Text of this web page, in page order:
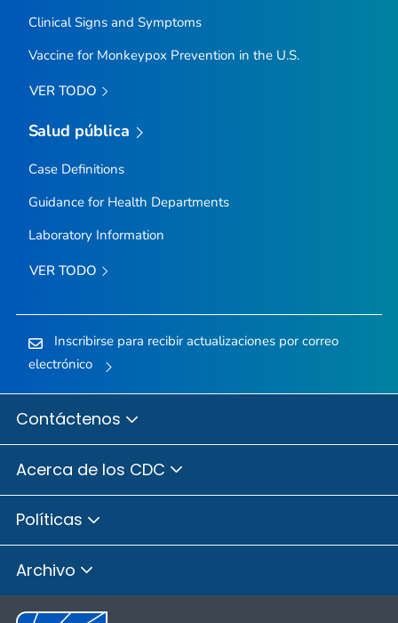
Clinical Signs and Symptoms
Vaccine for Monkeypox Prevention in the U.S.
VER TODO
Salud pública
Case Definitions
Guidance for Health Departments
Laboratory Information
VER TODO
Inscribirse para recibir actualizaciones por correo
electrónico
Contáctenos
Acerca de los CDC
Políticas
Archivo